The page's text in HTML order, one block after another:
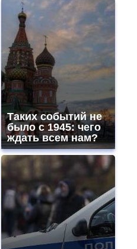
Таких событий не
было с 1945: чего
ждать всем нам?